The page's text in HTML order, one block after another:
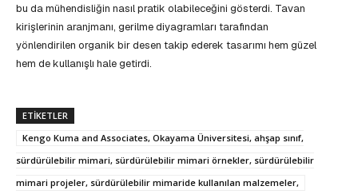
bu da mühendisliğin nasıl pratik olabileceğini gösterdi. Tavan
kirişlerinin aranjmanı, gerilme diyagramları tarafından
yönlendirilen organik bir desen takip ederek tasarımı hem güzel
hem de kullanışlı hale getirdi.
ETIKETLER
Kengo Kuma and Associates, Okayama Üniversitesi, ahşap sınıf,
sürdürülebilir mimari, sürdürülebilir mimari örnekler, sürdürülebilir
mimari projeler, sürdürülebilir mimaride kullanılan malzemeler,